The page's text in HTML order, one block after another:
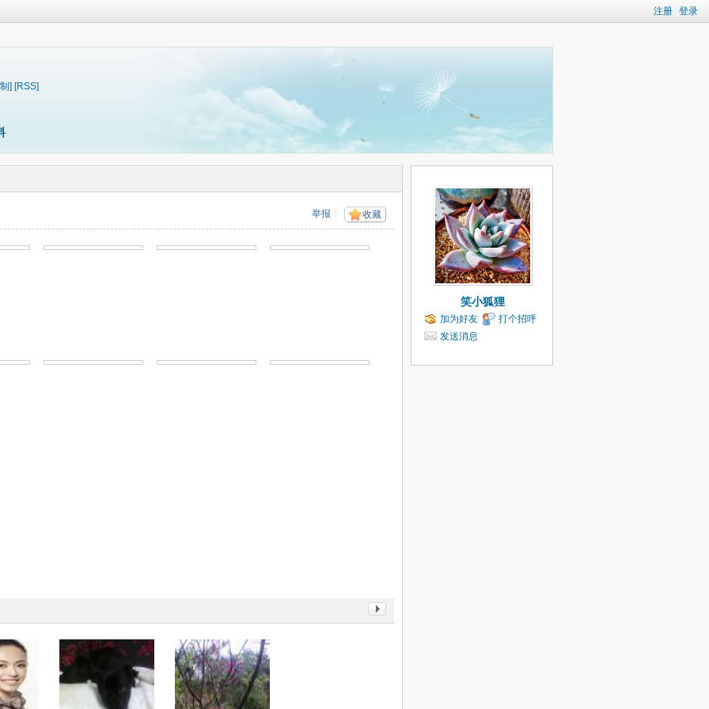
注册 登录
] [RSS]
收藏
举报
笑小狐狸
加为好友
打个招呼
发送消息